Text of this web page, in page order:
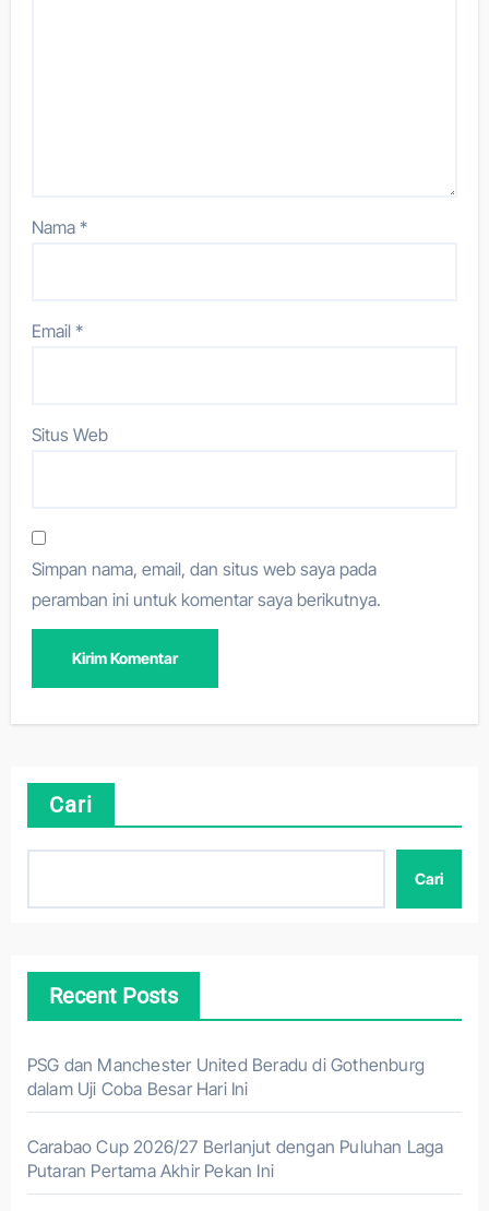
Nama*
Email*
Situs Web
Simpan nama, email, dan situs web saya pada
peramban ini untuk komentar saya berikutnya.
Cari
Cari
Recent Posts
PSG dan Manchester United Beradu di Gothenburg
dalam Uji Coba Besar Hari Ini
Carabao Cup 2026/27 Berlanjut dengan Puluhan Laga
Putaran Pertama Akhir Pekan Ini